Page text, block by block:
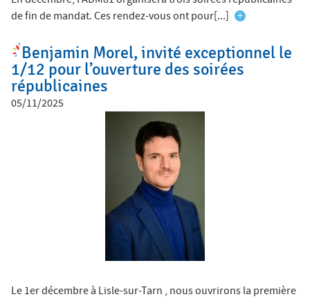
de fin de mandat. Ces rendez-vous ont pour[...]
+
Benjamin Morel, invité exceptionnel le
1/12 pour l’ouverture des soirées
républicaines
05/11/2025
Le 1er décembre à Lisle-sur-Tarn , nous ouvrirons la première